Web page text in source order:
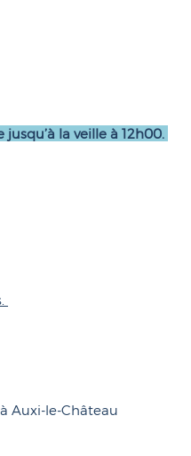
la veille à 12h00.
Auxi-le-Château